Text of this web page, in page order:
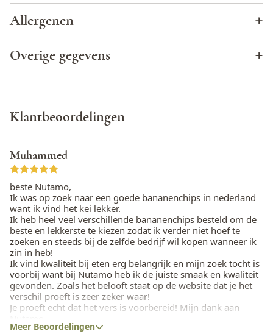
Energie (KJ)
Energie (kcal) 427
Totaal vet
Enkelvoudig onverzadigd vet
Koolhydraten
Waarvan suikers
Eiwitten
Zout 6,3 mg
Vezels 6,8 g
Natrium 2,5 mg
Allergenen
Cacao
Eieren Nee
Glutenbevattende granen
Kippenvlees
Koriander
Lupine Nee
Mais Nee
Melk
Mosterd Nee
Noten Ja
Peulvruchten
Overige gegevens
Land van herkomst
Noten, Pinda's, Sesamzaad
Klantbeoordelingen
Muhammed
beste Nutamo,
Ik was op zoek naar een goede bananenchips in nederland
want ik vind het kei lekker.
Ik heb heel veel verschillende bananenchips besteld om de
beste en lekkerste te kiezen zodat ik verder niet hoef te
zoeken en steeds bij de zelfde bedrijf wil kopen wanneer ik
zin in heb!
Ik vind kwaliteit bij eten erg belangrijk en mijn zoek tocht is
voorbij want bij Nutamo heb ik de juiste smaak en kwaliteit
gevonden. Zoals het belooft staat op de website dat je het
verschil proeft is zeer zeker waar!
Je proeft echt dat het vers is voorbereid! Mijn dank aan
Ik zal een vaste klant worden en wanneer ik weer zin heb ga
Meer Beoordelingen